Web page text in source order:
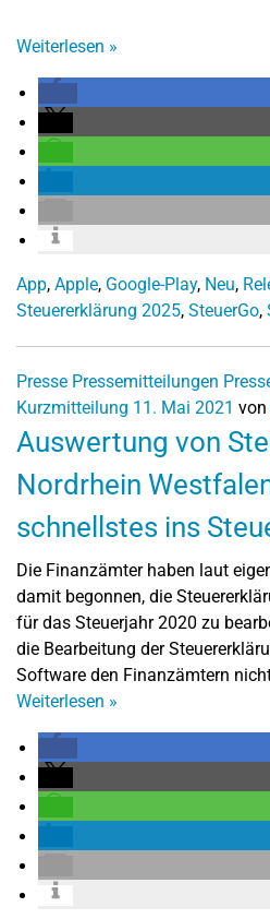
Weiterlesen »
App, Apple, Google-Play, Neu,
Steuererklärung 2025, SteuerGo,
Presse Pressemitteilungen
Kurzmitteilung 11. Mai 2021 von
Auswertung von
Nordrhein
schnellstes ins
Die Finanzämter haben laut
damit begonnen, die
für das Steuerjahr 2020 zu
die Bearbeitung der
Software den Finanzämtern
Weiterlesen »